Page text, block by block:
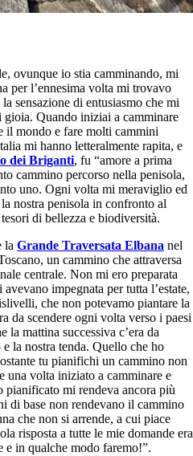
ovunque io stia camminando, mi
per l’ennesima volta mi trovavo
sensazione di entusiasmo che mi
gioia. Quando iniziai a camminare
il mondo e fare molti cammini
mi hanno letteralmente rapita, e
dei Briganti, fu “amore a prima
cammino percorso nella penisola,
uno. Ogni volta mi meraviglio ed
nostra penisola in confronto al
di bellezza e biodiversità.
la Grande Traversata Elbana nel
un cammino che attraversa
centrale. Non mi ero preparata
impegnata per tutta l’estate,
che non potevamo piantare la
da scendere ogni volta verso i paesi
la mattina successiva c’era da
la nostra tenda. Quello che ho
tu pianifichi un cammino non
una volta iniziato a camminare e
mi rendeva ancora più
di base non rendevano il cammino
che non si arrende, a cui piace
risposta a tutte le mie domande era
e in qualche modo faremo!”.